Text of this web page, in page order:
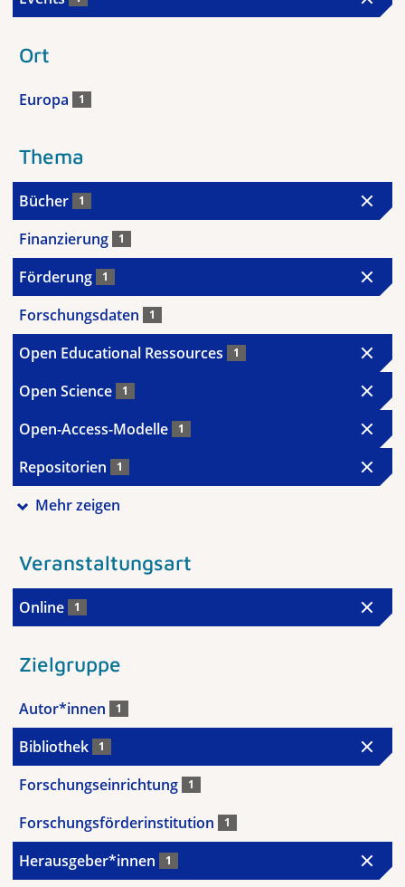
Ort
Europa 1
Thema
Bücher 1
Finanzierung 1
Förderung 1
Forschungsdaten 1
Open Educational Ressources 1
Open Science 1
Open-Access-Modelle 1
Repositorien 1
Mehr zeigen
Veranstaltungsart
Online 1
Zielgruppe
Autor*innen 1
Bibliothek 1
Forschungseinrichtung 1
Forschungsförderinstitution 1
Herausgeber*innen 1